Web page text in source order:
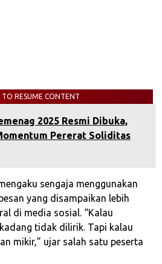
TO RESUME CONTENT
2025 Resmi Dibuka,
Pererat Soliditas
sengaja menggunakan
yang disampaikan lebih
di media sosial. “Kalau
tidak dilirik. Tapi kalau
mikir,” ujar salah satu peserta